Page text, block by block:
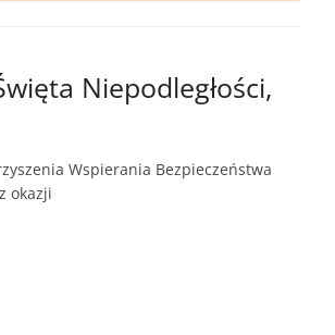
Niepodległości,
Wspierania Bezpieczeństwa
okazji